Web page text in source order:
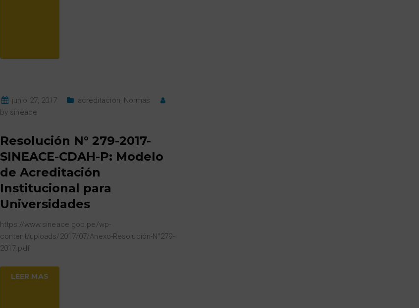
junio 27, 2017 acreditacion, Normas
by sineace
Resolución N° 279-2017-
SINEACE-CDAH-P: Modelo
de Acreditación
Institucional para
Universidades
https://www.sineace.gob.pe/wp-
content/uploads/2017/07/Anexo-Resolución-N°279-
2017.pdf
LEER MAS